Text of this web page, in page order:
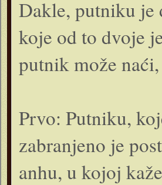
Dakle, putniku je
koje od to dvoje
putnik može
Prvo: Putniku,
zabranjeno je
anhu, u kojoj